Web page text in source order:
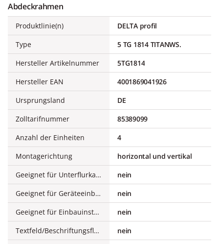
Abdeckrahmen
Produktlinie(n)
DELTA profil
Type
5 TG 1814 TITANWS.
Hersteller Artikelnummer
5TG1814
Hersteller EAN
4001869041926
Ursprungsland
DE
Zolltarifnummer
85389099
Anzahl der Einheiten
4
Montagerichtung
horizontal und vertikal
Geeignet für Unterflurkanaldose
nein
Geeignet für Geräteeinbaukanal
nein
Geeignet für Einbauinstallation
nein
Textfeld/Beschriftungsfläche
nein